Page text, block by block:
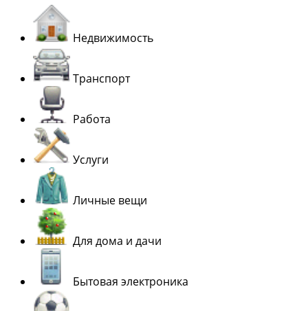
Недвижимость
Транспорт
Работа
Услуги
Личные вещи
Для дома и дачи
Бытовая электроника